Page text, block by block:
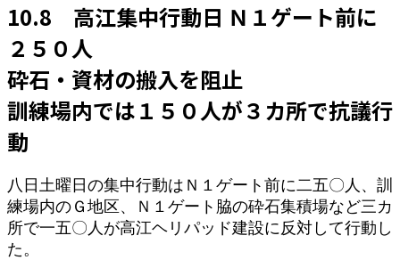
10.8 高江集中行動日 Ｎ１ゲート前に
２５０人
砕石・資材の搬入を阻止
訓練場内では１５０人が３カ所で抗議行
動
八日土曜日の集中行動はＮ１ゲート前に二五〇人、訓
練場内のＧ地区、Ｎ１ゲート脇の砕石集積場など三カ
所で一五〇人が高江ヘリパッド建設に反対して行動し
た。